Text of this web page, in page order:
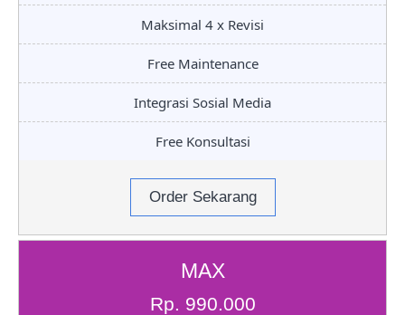
Maksimal 4 x Revisi
Free Maintenance
Integrasi Sosial Media
Free Konsultasi
Order Sekarang
MAX
Rp. 990.000